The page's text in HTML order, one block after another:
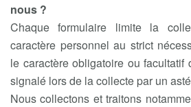
nous ?
Chaque formulaire limite la
caractère personnel au strict
le caractère obligatoire ou facultatif
signalé lors de la collecte par un
Nous collectons et traitons